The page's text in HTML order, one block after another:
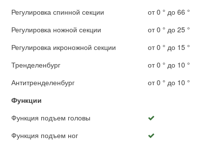
Регулировка спинной секции
от 0 ° до 66 °
Регулировка ножной секции
от 0 ° до 25 °
Регулировка икроножной секции
от 0 ° до 15 °
Тренделенбург
от 0 ° до 10 °
Антитренделенбург
от 0 ° до 10 °
Функции
Функция подъем головы
Функция подъем ног